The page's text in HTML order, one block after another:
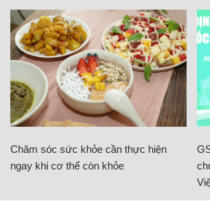
Chăm sóc sức khỏe cần thực hiện
ngay khi cơ thể còn khỏe